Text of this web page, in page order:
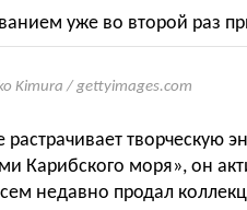
уже во второй раз
Kimura / gettyimages.com
творческую
Карибского моря», он
недавно продал